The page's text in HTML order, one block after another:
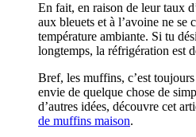
En fait, en raison de leur taux
aux bleuets et à l’avoine ne se
température ambiante. Si tu
longtemps, la réfrigération est
Bref, les muffins, c’est
envie de quelque chose de
d’autres idées, découvre cet
de muffins maison.